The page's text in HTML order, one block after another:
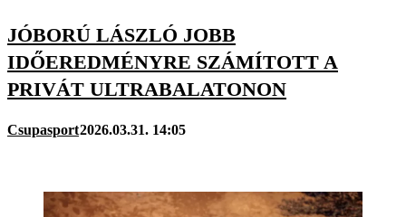
JÓBORÚ LÁSZLÓ JOBB
IDŐEREDMÉNYRE SZÁMÍTOTT A
PRIVÁT ULTRABALATONON
Csupasport2026.03.31. 14:05